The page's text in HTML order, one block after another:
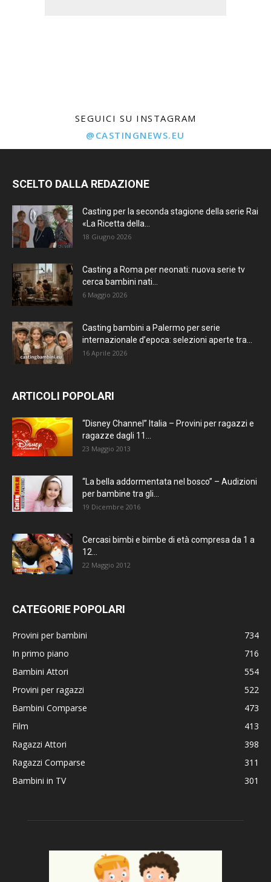
SEGUICI SU INSTAGRAM
@CASTINGNEWS.EU
SCELTO DALLA REDAZIONE
Casting per la seconda stagione della serie Rai
«La Ricetta della...
18 Giugno 2026
Casting a Roma per neonati: nuova serie tv
cerca bambini nati...
6 Maggio 2026
Casting bambini a Palermo per serie
internazionale d’epoca: selezioni aperte tra...
16 Aprile 2026
ARTICOLI POPOLARI
“Disney Channel” Italia – Provini per ragazzi e
ragazze dagli 11...
23 Maggio 2013
“La bella addormentata nel bosco” – Audizioni
per bambine tra gli...
19 Dicembre 2016
Cercasi bimbi e bimbe di età compresa da 1 a
12...
22 Maggio 2012
CATEGORIE POPOLARI
Provini per bambini
734
In primo piano
716
Bambini Attori
554
Provini per ragazzi
522
Bambini Comparse
473
Film
413
Ragazzi Attori
398
Ragazzi Comparse
311
Bambini in TV
301